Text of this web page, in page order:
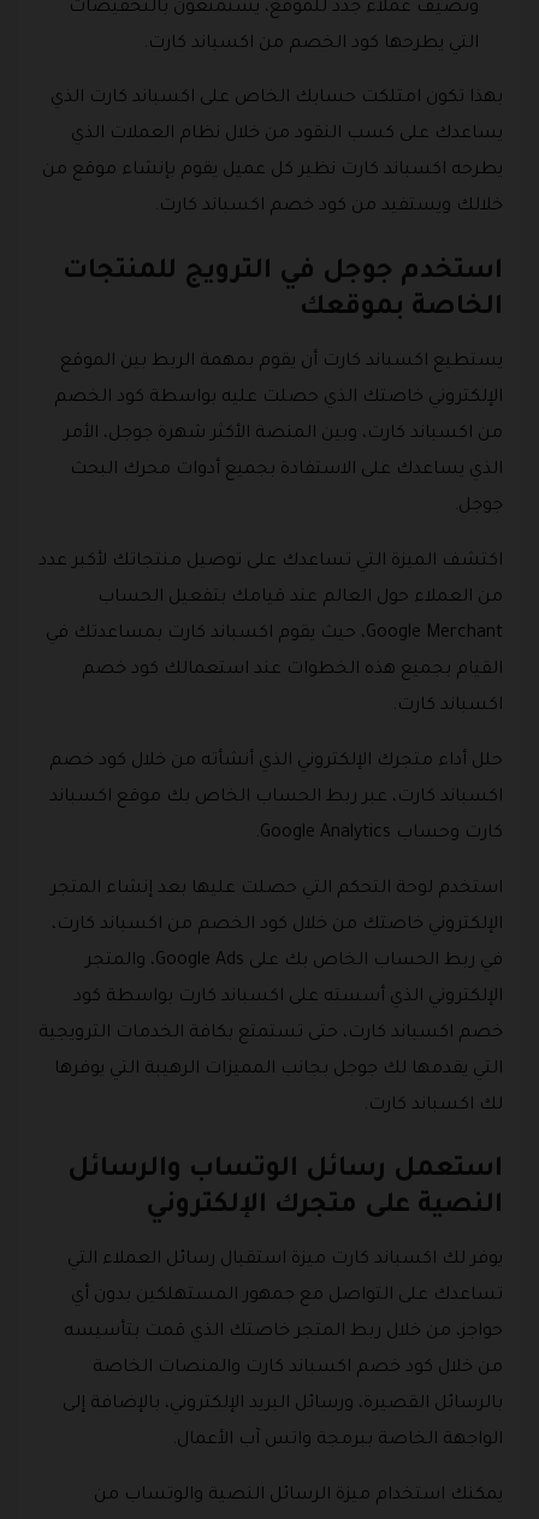
وتضيف عملاء جدد للموقع، يستمتعون بالتخفيضات
التي يطرحها كود الخصم من اكسباند كارت.
بهذا تكون امتلكت حسابك الخاص على اكسباند كارت الذي
يساعدك على كسب النقود من خلال نظام العملات الذي
يطرحه اكسباند كارت نظير كل عميل يقوم بإنشاء موقع من
خلالك ويستفيد من كود خصم اكسباند كارت.
استخدم جوجل في الترويج للمنتجات
الخاصة بموقعك
يستطيع اكسباند كارت أن يقوم بمهمة الربط بين الموقع
الإلكتروني خاصتك الذي حصلت عليه بواسطة كود الخصم
من اكسباند كارت، وبين المنصة الأكثر شهرة جوجل، الأمر
الذي يساعدك على الاستفادة بجميع أدوات محرك البحث
جوجل.
اكتشف الميزة التي تساعدك على توصيل منتجاتك لأكبر عدد
من العملاء حول العالم عند قيامك بتفعيل الحساب
Google Merchant، حيث يقوم اكسباند كارت بمساعدتك في
القيام بجميع هذه الخطوات عند استعمالك كود خصم
اكسباند كارت.
حلل أداء متجرك الإلكتروني الذي أنشأته من خلال كود خصم
اكسباند كارت، عبر ربط الحساب الخاص بك موقع اكسباند
كارت وحساب Google Analytics.
استخدم لوحة التحكم التي حصلت عليها بعد إنشاء المتجر
الإلكتروني خاصتك من خلال كود الخصم من اكسباند كارت،
في ربط الحساب الخاص بك على Google Ads، والمتجر
الإلكتروني الذي أسسته على اكسباند كارت بواسطة كود
خصم اكسباند كارت، حتى تستمتع بكافة الخدمات الترويجية
التي يقدمها لك جوجل بجانب المميزات الرهيبة التي يوفرها
لك اكسباند كارت.
استعمل رسائل الوتساب والرسائل
النصية على متجرك الإلكتروني
يوفر لك اكسباند كارت ميزة استقبال رسائل العملاء التي
تساعدك على التواصل مع جمهور المستهلكين بدون أي
حواجز، من خلال ربط المتجر خاصتك الذي قمت بتأسيسه
من خلال كود خصم اكسباند كارت والمنصات الخاصة
بالرسائل القصيرة، ورسائل البريد الإلكتروني، بالإضافة إلى
الواجهة الخاصة ببرمجة واتس آب الأعمال.
يمكنك استخدام ميزة الرسائل النصية والوتساب من